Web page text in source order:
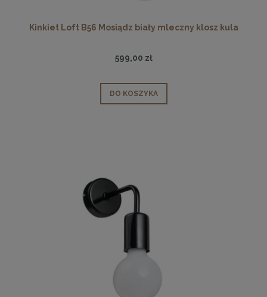
Kinkiet Loft B56 Mosiądz biały mleczny klosz kula
599,00 zł
DO KOSZYKA